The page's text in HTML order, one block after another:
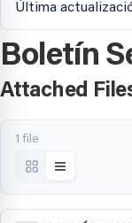
Última
Boletín
Attached
1 file